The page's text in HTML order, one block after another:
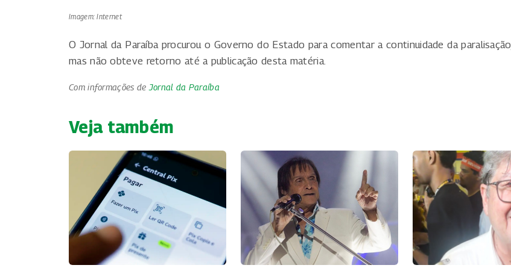
Imagem: Internet
O Jornal da Paraíba procurou o Governo do Estado para comentar a continuidade da paralisação,
mas não obteve retorno até a publicação desta matéria.
Com informações de Jornal da Paraíba
Veja também